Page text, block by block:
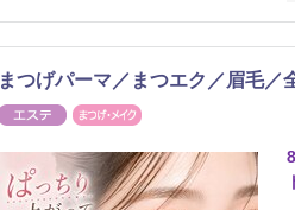
まつげパーマ／まつエク／眉毛
エステ